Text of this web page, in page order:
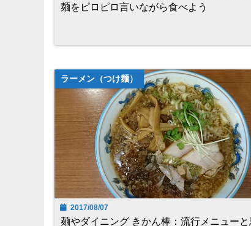
麺をピロピロ言いながら食べよう
ラーメン（つけ麺）
2017/08/07
麺やダイニング きかん棒：流行メニューと